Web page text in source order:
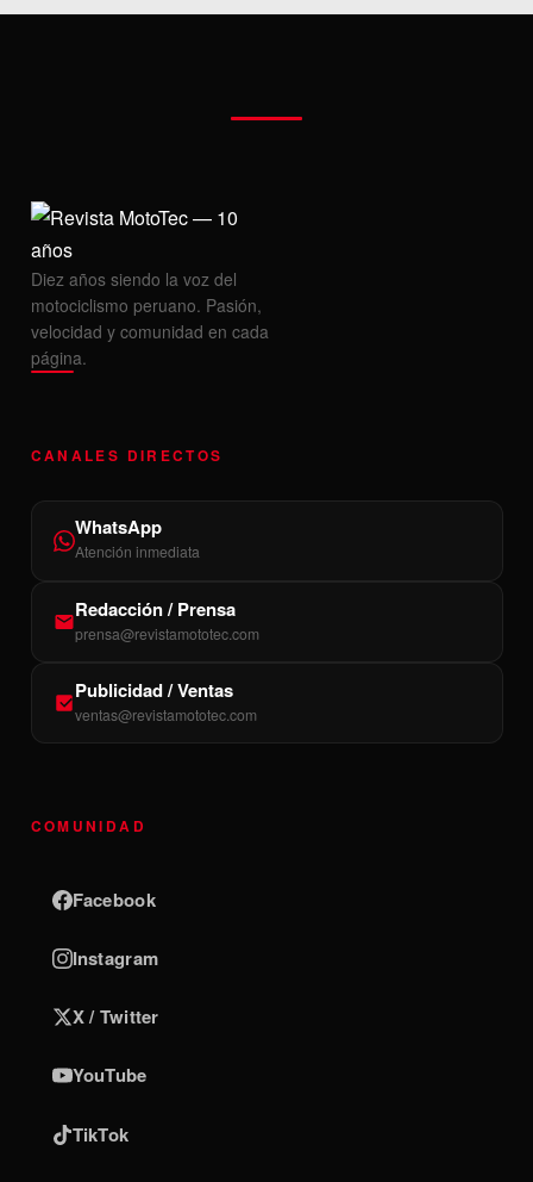
Diez años siendo la voz del
motociclismo peruano. Pasión,
velocidad y comunidad en cada
página.
CANALES DIRECTOS
WhatsApp
Atención inmediata
Redacción / Prensa
prensa@revistamototec.com
Publicidad / Ventas
ventas@revistamototec.com
COMUNIDAD
Facebook
Instagram
X / Twitter
YouTube
TikTok